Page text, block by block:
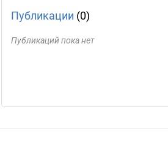
Публикации (0)
Публикаций пока нет